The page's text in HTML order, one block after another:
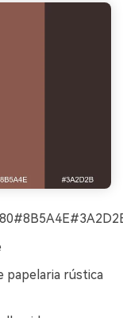
papelaria rústica